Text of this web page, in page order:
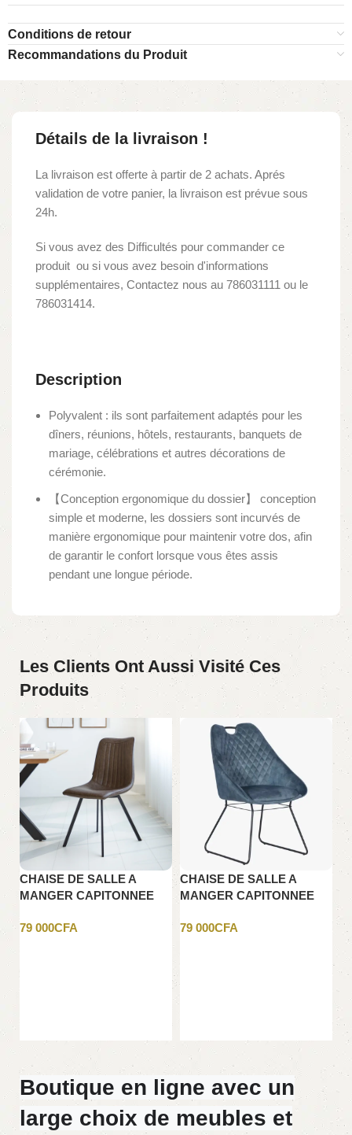
Conditions de retour
Recommandations du Produit
Détails de la livraison !
La livraison est offerte à partir de 2 achats. Aprés
validation de votre panier, la livraison est prévue sous
24h.
Si vous avez des Difficultés pour commander ce
produit ou si vous avez besoin d'informations
supplémentaires, Contactez nous au 786031111 ou le
786031414.
Description
Polyvalent : ils sont parfaitement adaptés pour les
dîners, réunions, hôtels, restaurants, banquets de
mariage, célébrations et autres décorations de
cérémonie.
【Conception ergonomique du dossier】 conception
simple et moderne, les dossiers sont incurvés de
manière ergonomique pour maintenir votre dos, afin
de garantir le confort lorsque vous êtes assis
pendant une longue période.
Les Clients Ont Aussi Visité Ces
Produits
CHAISE DE SALLE A
MANGER CAPITONNEE
79 000CFA
CHAISE DE SALLE A
MANGER CAPITONNEE
NOIRE
79 000CFA
Boutique en ligne avec un
large choix de meubles et